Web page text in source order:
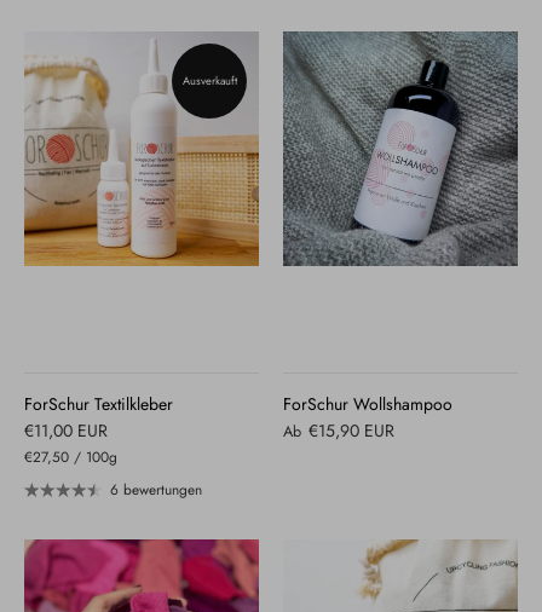
Ausverkauft
ForSchur Textilkleber
€11,00 EUR
€27,50 / 100g
6 bewertungen
ForSchur Wollshampoo
Ab €15,90 EUR